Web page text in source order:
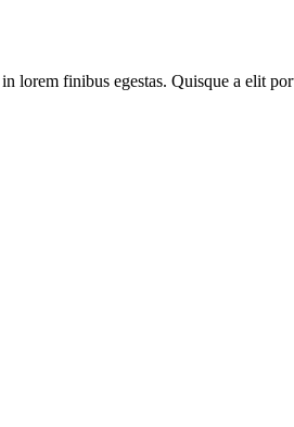
lorem finibus egestas. Quisque a elit